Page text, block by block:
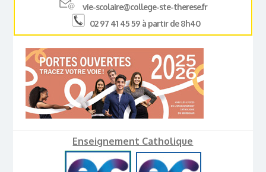
vie-scolaire@college-ste-therese.fr
02 97 41 45 59 à partir de 8h40
Enseignement Catholique